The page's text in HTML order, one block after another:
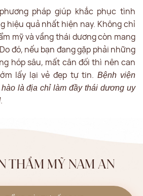
pháp giúp khắc phục tình
hiệu quả nhất hiện nay. Không chỉ
mỹ và vầng thái dương còn mang
đó, nếu bạn đang gặp phải những
hóp sâu, mất cân đối thì nên can
lấy lại vẻ đẹp tự tin. Bệnh viện
là địa chỉ làm đầy thái dương uy
.
THẨM MỸ NAM AN